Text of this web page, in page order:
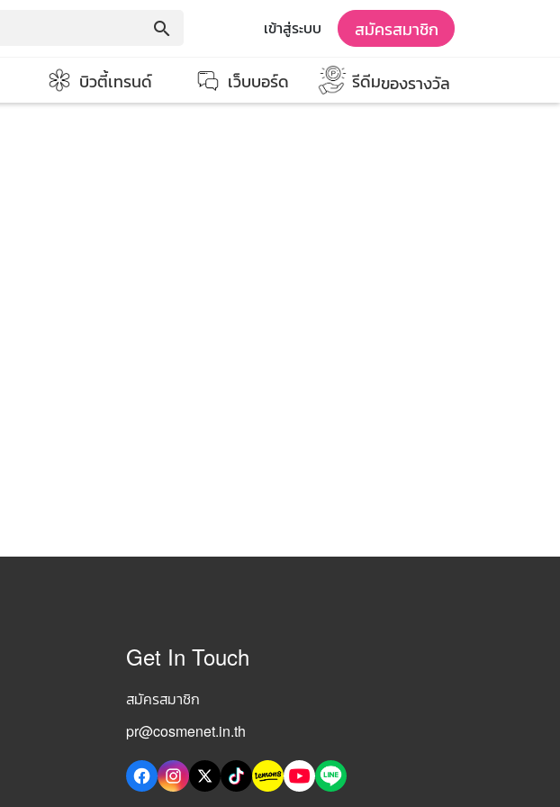
search เข้าสู่ระบบ สมัครสมาชิก
บิวตี้เทรนด์ เว็บบอร์ด รีดีมของรางวัล
Get In Touch
สมัครสมาชิก
pr@cosmenet.in.th